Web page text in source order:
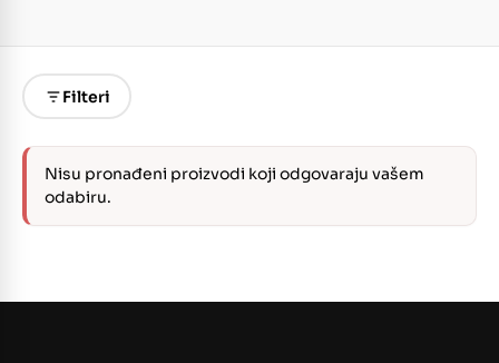
Filteri
Nisu pronađeni proizvodi koji odgovaraju vašem
odabiru.